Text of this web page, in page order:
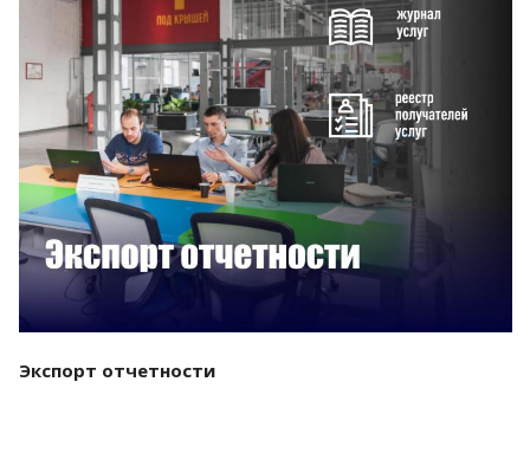
Смотреть проект
Экспорт отчетности